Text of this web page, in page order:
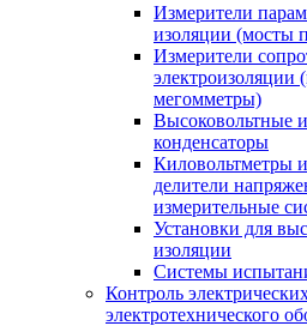
Измерители
изоляции (мосты
Измерители
электроизоляции
мегомметры)
Высоковольтные
конденсаторы
Киловольтметры
делители
измерительные
Установки для
изоляции
Системы
Контроль
электротехнического